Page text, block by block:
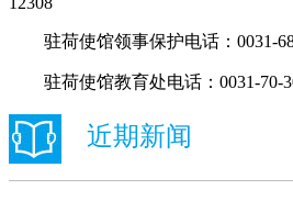
驻荷使馆领事保护电话：0031-
驻荷使馆教育处电话：0031-70-